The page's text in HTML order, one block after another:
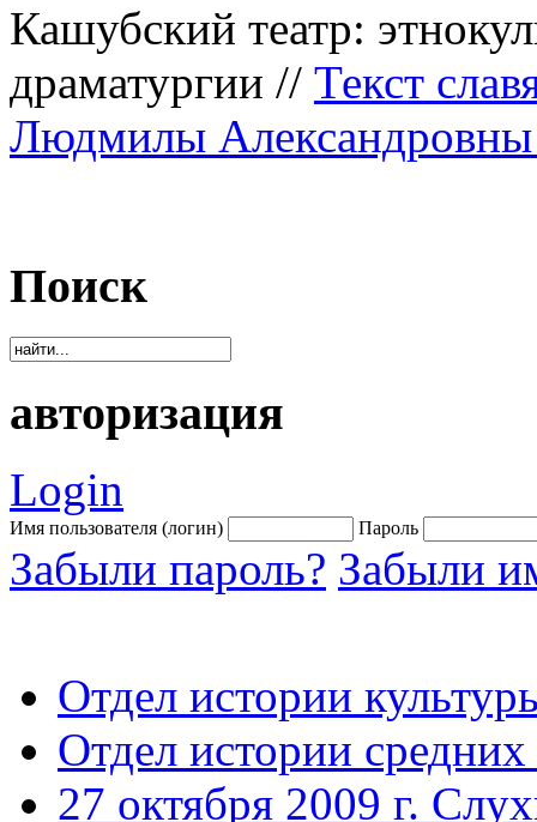
Кашубский театр:
драматургии // Текст
Людмилы
Поиск
авторизация
Login
Имя пользователя (логин) Пароль
Забыли пароль? Забыли
Отдел истории
Отдел истории средних
27 октября 2009 г.